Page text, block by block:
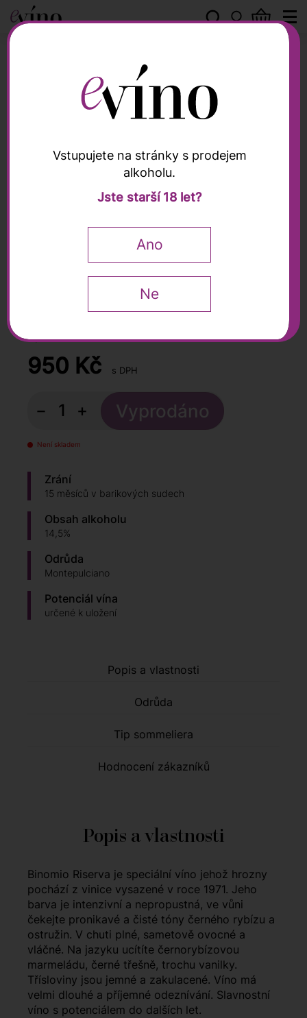
Montepulciano
d'Abruzzo "Binomio"
Riserva DOC 2021, La
Valentina, 0,75l
94 / 100
0,75 l
950 Kč s DPH
− +
Není skladem
Zrání
15 měsíců v barikových sudech
Obsah alkoholu
14,5%
Odrůda
Montepulciano
Potenciál vína
určené k uložení
Popis a vlastnosti
Odrůda
Tip sommeliera
Hodnocení zákazníků
Popis a vlastnosti
Binomio Riserva je speciální víno jehož hrozny
pochází z vinice vysazené v roce 1971. Jeho
barva je intenzivní a nepropustná, ve vůni
čekejte pronikavé a čisté tóny černého rybízu a
ostružin. V chuti plné, sametově ovocné a
vláčné. Na jazyku ucítíte černorybízovou
marmeládu, černé třešně, trochu vanilky.
Třísloviny jsou jemné a zakulacené. Víno má
velmi dlouhé a příjemné odeznívání. Slavnostní
víno s potenciálem do dalších let.
Vstupujete na stránky s prodejem
alkoholu.
Jste starší 18 let?
Ano
Ne